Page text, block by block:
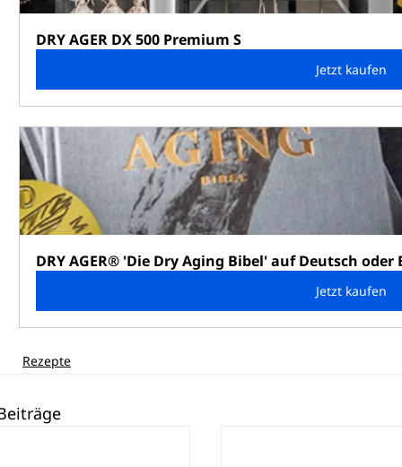
DRY AGER DX 500 Premium S
Jetzt kaufen
DRY AGER® 'Die Dry Aging Bibel' auf Deutsch oder
Jetzt kaufen
Rezepte